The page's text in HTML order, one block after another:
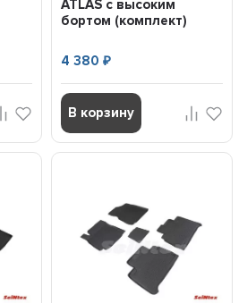
ATLAS с высоким
бортом (комплект)
4 380 ₽
В корзину